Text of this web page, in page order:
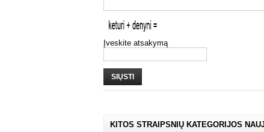
Įveskite atsakymą
SIŲSTI
KITOS STRAIPSNIŲ KATEGORIJOS